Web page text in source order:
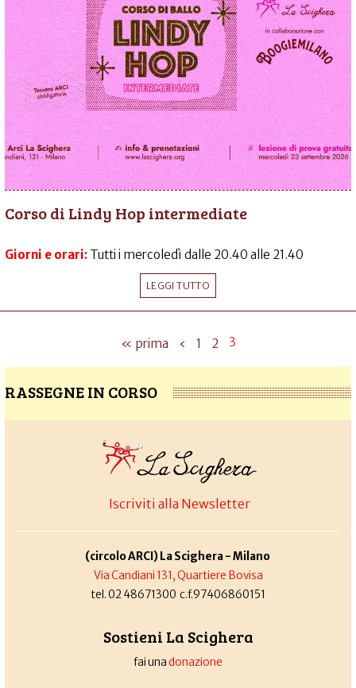
Corso di Lindy Hop intermediate
Giorni e orari: Tutti i mercoledì dalle 20.40 alle 21.40
LEGGI TUTTO
« prima ‹ 1 2 3
RASSEGNE IN CORSO
Iscriviti alla Newsletter
(circolo ARCI) La Scighera - Milano
Via Candiani 131, Quartiere Bovisa
tel. 02 48671300 c.f.97406860151
Sostieni La Scighera
fai unadonazione